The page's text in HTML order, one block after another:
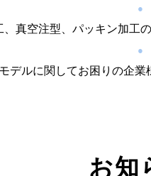
●
真空注型、パッキン加工
●
デルに関してお困りの企業
お知